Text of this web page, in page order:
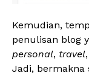
Kemudian,
penulisan blog
personal, travel,
Jadi, bermakna